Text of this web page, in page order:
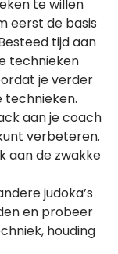
te willen
eerst de basis
tijd aan
technieken
je verder
aan je coach
verbeteren.
aan de zwakke
judoka’s
en probeer
houding